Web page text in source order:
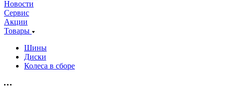
Новости
Сервис
Акции
Товары
Шины
Диски
Колеса в сборе